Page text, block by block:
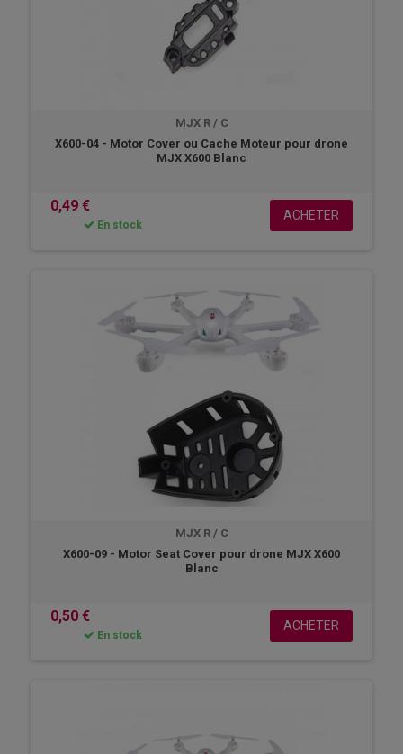
MJX R / C
X600-04 - Motor Cover ou Cache Moteur pour drone
MJX X600 Blanc
0,49 €
En stock
ACHETER
MJX R / C
X600-09 - Motor Seat Cover pour drone MJX X600
Blanc
0,50 €
En stock
ACHETER